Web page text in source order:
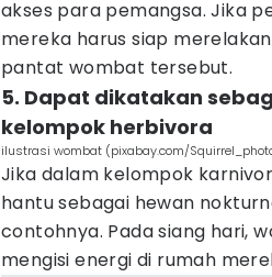
akses para pemangsa. Jika
mereka harus siap
pantat wombat tersebut.
5. Dapat dikatakan
kelompok herbivora
ilustrasi wombat (pixabay.com/
Jika dalam kelompok
hantu sebagai hewan
contohnya. Pada siang hari,
mengisi energi di rumah